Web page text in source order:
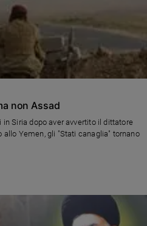
non Assad
Siria dopo aver avvertito il dittatore
allo Yemen, gli "Stati canaglia" tornano